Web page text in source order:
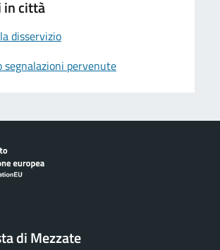
in città
disservizio
segnalazioni pervenute
di Mezzate